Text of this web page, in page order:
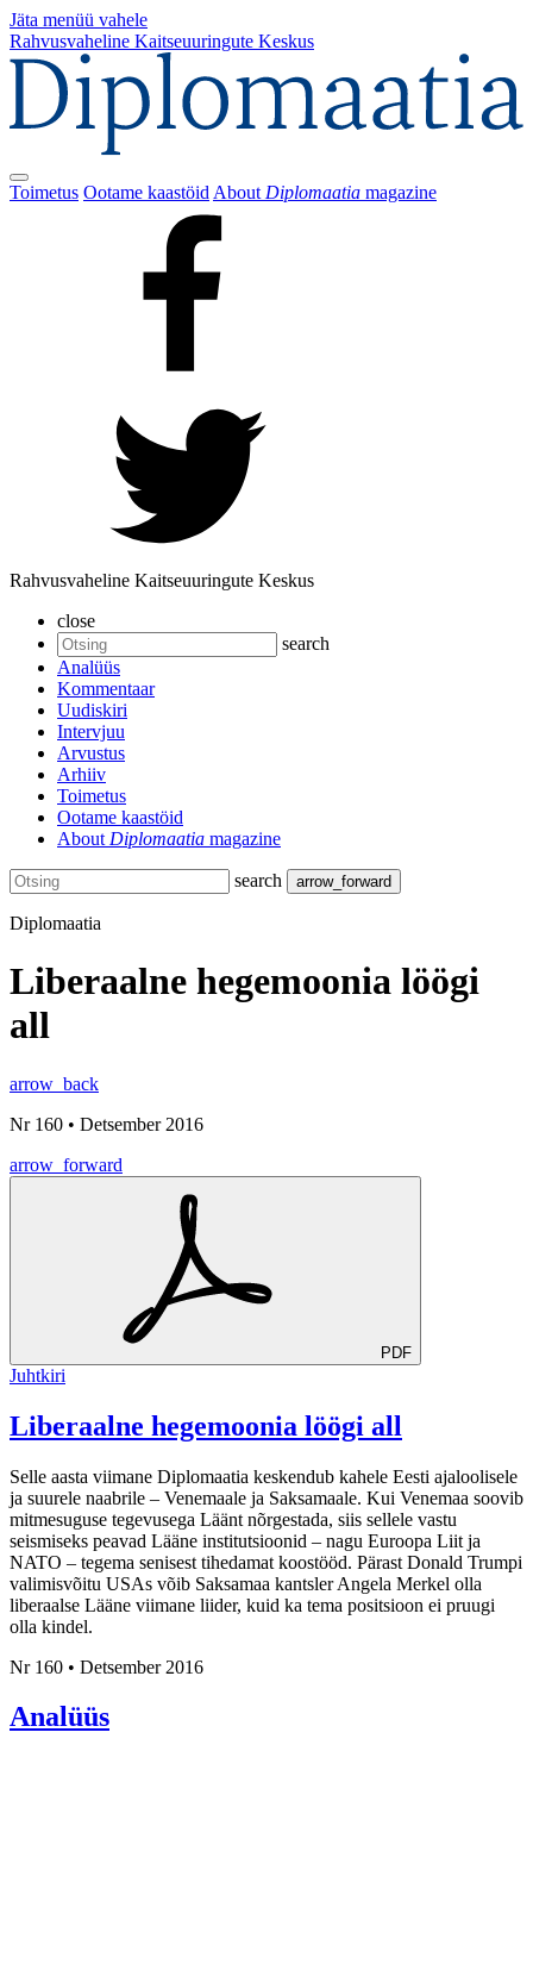
Jäta menüü vahele
Rahvusvaheline Kaitseuuringute Keskus
Toimetus Ootame kaastöid About Diplomaatia magazine
Rahvusvaheline Kaitseuuringute Keskus
close
search
Analüüs
Kommentaar
Uudiskiri
Intervjuu
Arvustus
Arhiiv
Toimetus
Ootame kaastöid
About Diplomaatia magazine
search arrow_forward
Diplomaatia
Liberaalne hegemoonia löögi
all
arrow_back
Nr 160 • Detsember 2016
arrow_forward
PDF
Juhtkiri
Liberaalne hegemoonia löögi all
Selle aasta viimane Diplomaatia keskendub kahele Eesti ajaloolisele
ja suurele naabrile – Venemaale ja Saksamaale. Kui Venemaa soovib
mitmesuguse tegevusega Läänt nõrgestada, siis sellele vastu
seismiseks peavad Lääne institutsioonid – nagu Euroopa Liit ja
NATO – tegema senisest tihedamat koostööd. Pärast Donald Trumpi
valimisvõitu USAs võib Saksamaa kantsler Angela Merkel olla
liberaalse Lääne viimane liider, kuid ka tema positsioon ei pruugi
olla kindel.
Nr 160 • Detsember 2016
Analüüs